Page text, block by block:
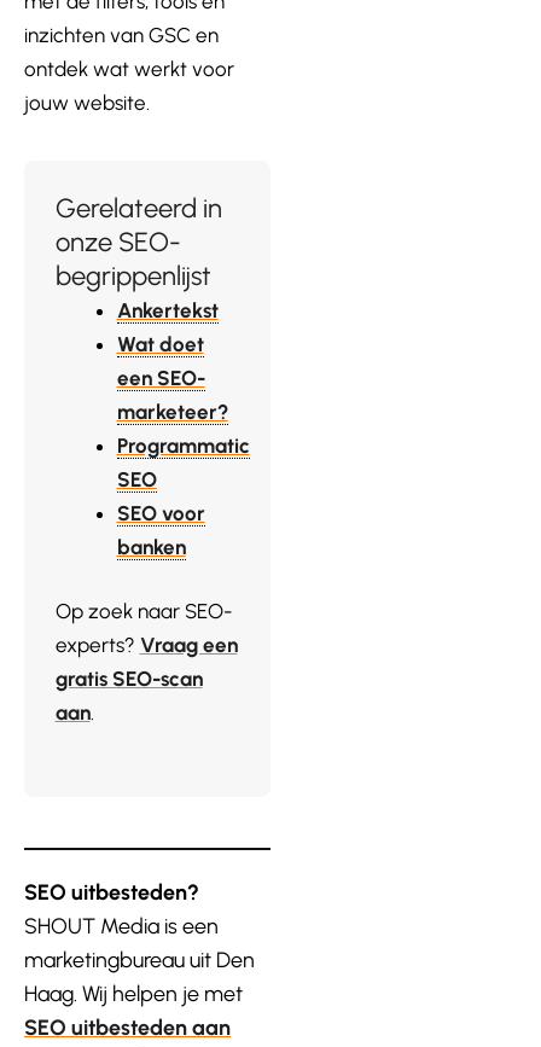
inzichten van GSC en
ontdek wat werkt voor
jouw website.
Gerelateerd in
onze SEO-
begrippenlijst
Ankertekst
Wat doet
een SEO-
marketeer?
Programmatic
SEO
SEO voor
banken
Op zoek naar SEO-
experts? Vraag een
gratis SEO-scan
aan.
SEO uitbesteden?
SHOUT Media is een
marketingbureau uit Den
Haag. Wij helpen je met
SEO uitbesteden aan